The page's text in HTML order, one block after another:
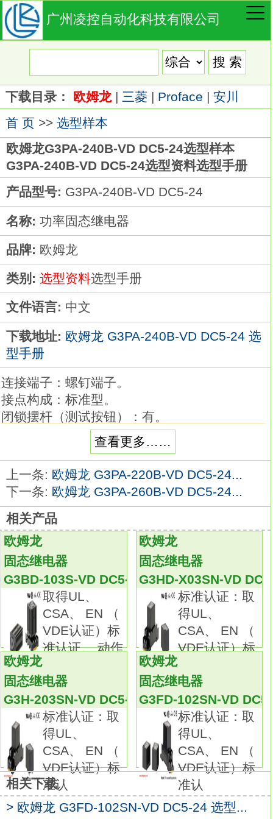
广州凌控自动化科技有限公司
下载目录： 欧姆龙| 三菱| Proface | 安川
首 页>> 选型样本
欧姆龙G3PA-240B-VD DC5-24选型样本
G3PA-240B-VD DC5-24选型资料选型手册
产品型号: G3PA-240B-VD DC5-24
名称: 功率固态继电器
品牌: 欧姆龙
类别: 选型资料选型手册
文件语言: 中文
下载地址: 欧姆龙 G3PA-240B-VD DC5-24 选
型手册
连接端子：螺钉端子。
接点构成：标准型。
闭锁摆杆（测试按钮）：有。
输入的额定电压：DC24V。
全球标准尺寸、宽6.2mm的低背纤薄型I/O继电
器。
赋予控制柜全新的价值
控制柜作为制造现场的心脏，其革新决定了生
产设备的革新。
在控制柜的设计、制造过程中融入人力的革
新，
就能更好的实现控制柜的简化和先进化
240B-VD DC5-24
欧姆龙对于控制柜内用产品以 “Value Design
for Panel *1” 为共通理念，
这些产品的组合将实现控制柜的进化和制作过
程的革新。高功率、负荷控制SSR用于75或
150和240或480伏的高电压
也有没有过零交叉的模型。
可替换的功率元件。依靠软启动/停止功能以低
成本，实现电机平稳启动、停止。
抑制启动电流，实现节能。
取得UL/CSA标准认证。
DIN导轨安装、螺钉安装共用。
散热器一体化的小型结构（3.7kW产品W100 ×
H100 × D130mm）。
查看更多……
上一条: 欧姆龙 G3PA-220B-VD DC5-24...
下一条: 欧姆龙 G3PA-260B-VD DC5-24...
相关产品
欧姆龙
固态继电器
G3BD-103S-VD DC5-24
取得UL、
CSA、 EN （
VDE认证）标
准认证。 动作
欧姆龙
固态继电器
G3HD-X03SN-VD
标准认证：取
得UL、
CSA、 EN （
VDE认证）标
欧姆龙
固态继电器
G3H-203SN-VD DC5-24
标准认证：取
得UL、
CSA、 EN （
VDE认证）标
准认
欧姆龙
固态继电器
G3FD-102SN-VD
标准认证：取
得UL、
CSA、 EN （
VDE认证）标
准认
相关下载
> 欧姆龙 G3FD-102SN-VD DC5-24 选型...